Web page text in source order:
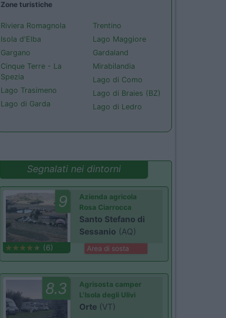
Zone turistiche
Riviera Romagnola
Isola d'Elba
Gargano
Cinque Terre - La
Spezia
Lago Trasimeno
Lago di Garda
Trentino
Lago Maggiore
Gardaland
Mirabilandia
Lago di Como
Lago di Braies (BZ)
Lago di Ledro
Segnalati nei dintorni
9
(6)
Azienda agricola
Rosa Ciarrocca
Santo Stefano di
Sessanio (AQ)
Area di sosta
8.3
Agrisosta camper
L'Isola degli Ulivi
Orte (VT)